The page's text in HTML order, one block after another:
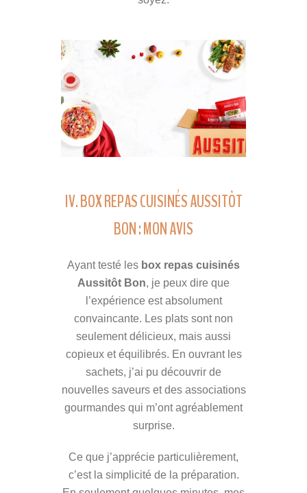
IV. BOX REPAS CUISINÉS AUSSITÔT
BON : MON AVIS
Ayant testé les box repas cuisinés
Aussitôt Bon, je peux dire que
l’expérience est absolument
convaincante. Les plats sont non
seulement délicieux, mais aussi
copieux et équilibrés. En ouvrant les
sachets, j’ai pu découvrir de
nouvelles saveurs et des associations
gourmandes qui m’ont agréablement
surprise.
Ce que j’apprécie particulièrement,
c’est la simplicité de la préparation.